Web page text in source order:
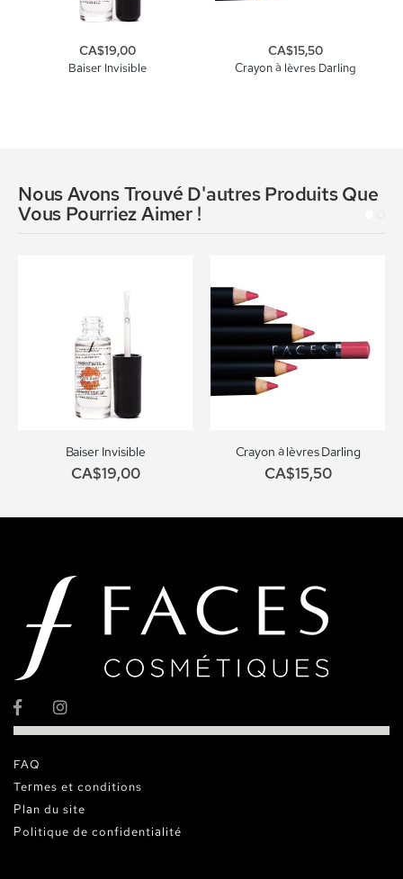
Baiser Invisible
CA$19,00
Crayon à lèvres Darling
CA$15,50
Nous Avons Trouvé D'autres Produits Que
Vous Pourriez Aimer !
Baiser Invisible
CA$19,00
Crayon à lèvres Darling
CA$15,50
FAQ
Termes et conditions
Plan du site
Politique de confidentialité